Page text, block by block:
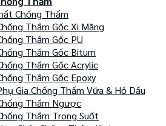
Chống Thấm
Thấm Gốc Xi Măng
Thấm Gốc PU
Thấm Gốc Bitum
Thấm Gốc Acrylic
Thấm Gốc Epoxy
Gia Chống Thấm Vữa & Hồ Dầu
Thấm Ngược
Thấm Trong Suốt